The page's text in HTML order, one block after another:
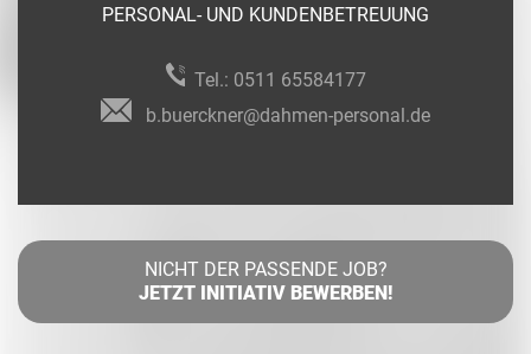
PERSONAL- UND KUNDENBETREUUNG
Tel.: 0511 65584177
b.buerckner@dahmen-personal.de
NICHT DER PASSENDE JOB?
JETZT INITIATIV BEWERBEN!